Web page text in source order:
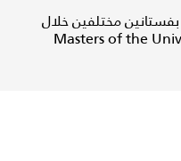
بفستانين مختلفين خلال